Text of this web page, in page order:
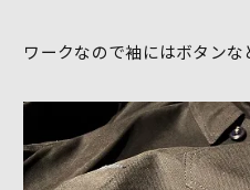
ワークなので袖にはボタンな